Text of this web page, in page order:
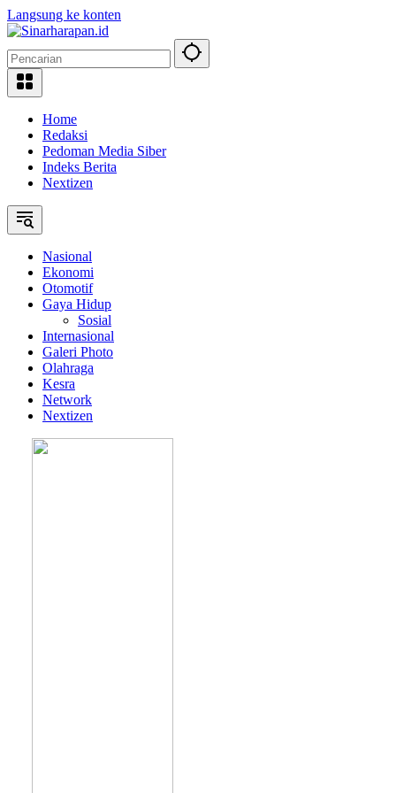
Langsung ke konten
Home
Redaksi
Pedoman Media Siber
Indeks Berita
Nextizen
Nasional
Ekonomi
Otomotif
Gaya Hidup
Sosial
Internasional
Galeri Photo
Olahraga
Kesra
Network
Nextizen